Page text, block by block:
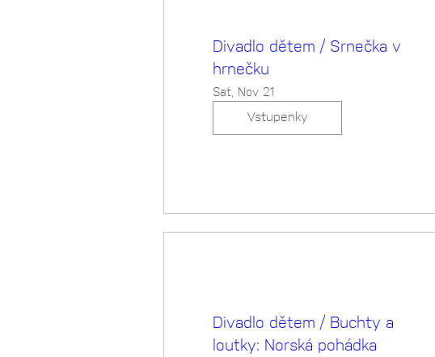
Divadlo dětem / Srnečka v
hrnečku
Sat, Nov 21
Vstupenky
Divadlo dětem / Buchty a
loutky: Norská pohádka